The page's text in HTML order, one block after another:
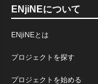
ENjiNEについて
ENjiNEとは
プロジェクトを探す
プロジェクトを始める